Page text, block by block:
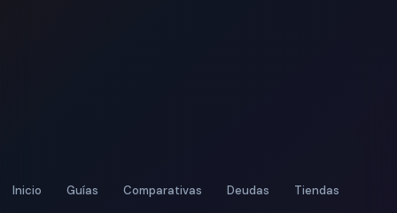
Inicio Guías Comparativas Deudas Tiendas